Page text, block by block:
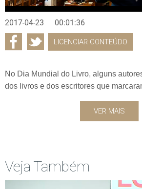
2017-04-23 00:01:36
LICENCIAR CONTEÚDO
No Dia Mundial do Livro, alguns
dos livros e dos escritores que
VER MAIS
Veja Também